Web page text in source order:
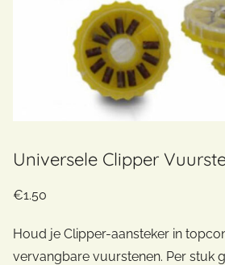
Universele Clipper
€1.50
Houd je Clipper-aansteker in
vervangbare vuurstenen. Per stuk